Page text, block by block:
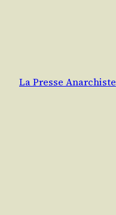
La Presse Anarchiste